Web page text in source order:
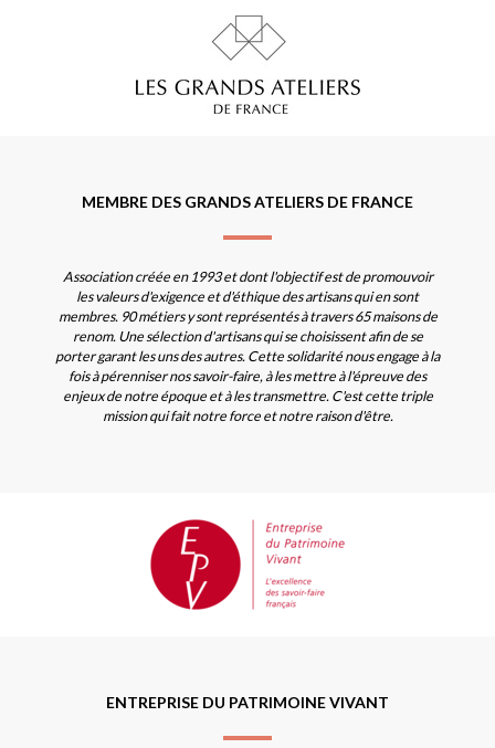
MEMBRE DES GRANDS ATELIERS DE FRANCE
Association créée en 1993 et dont l'objectif est de promouvoir
les valeurs d'exigence et d'éthique des artisans qui en sont
membres. 90 métiers y sont représentés à travers 65 maisons de
renom. Une sélection d'artisans qui se choisissent afin de se
porter garant les uns des autres. Cette solidarité nous engage à la
fois à pérenniser nos savoir-faire, à les mettre à l'épreuve des
enjeux de notre époque et à les transmettre. C'est cette triple
mission qui fait notre force et notre raison d'être.
ENTREPRISE DU PATRIMOINE VIVANT